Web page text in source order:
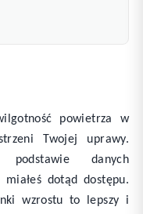
powietrza w
Twojej uprawy.
danych
dotąd dostępu.
wzrostu to lepszy i